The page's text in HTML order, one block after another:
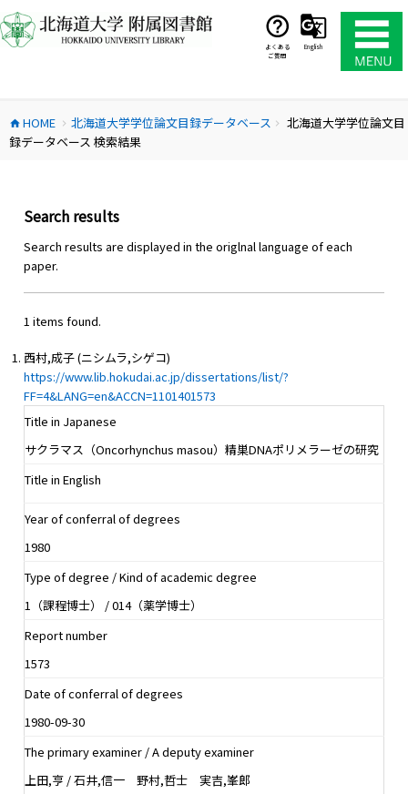
ン
テ
ス
キ
よくある
ご質問
English
home HOME chevron_right 北海道大学学位論文目録データベース chevron_right
北海道大学学位論文目
録データベース 検索結果
Search results
Search results are displayed in the origlnal language of each
paper.
1 items found.
西村,成子 (ニシムラ,シゲコ)
https://www.lib.hokudai.ac.jp/dissertations/list/?
FF=4&LANG=en&ACCN=1101401573
Title in Japanese
サクラマス（Oncorhynchus masou）精巣DNAポリメラーゼの研究
Title in English
Year of conferral of degrees
1980
Type of degree / Kind of academic degree
1（課程博士） / 014（薬学博士）
Report number
1573
Date of conferral of degrees
1980-09-30
The primary examiner / A deputy examiner
上田,亨 / 石井,信一 野村,哲士 実吉,峯郎